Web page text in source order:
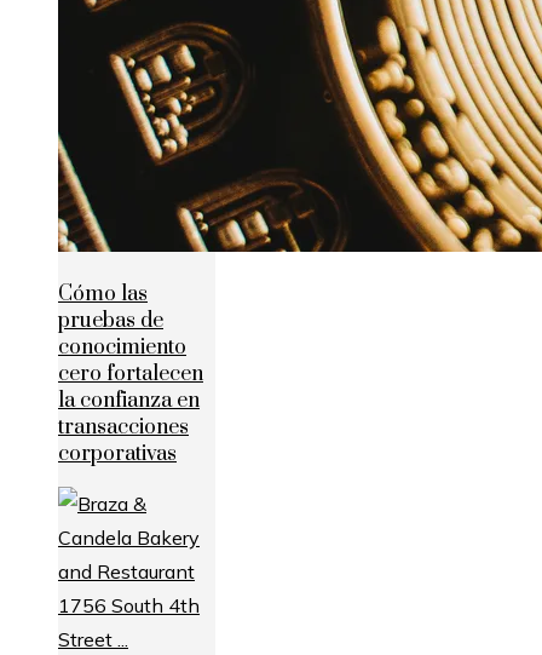
Cómo las
pruebas de
conocimiento
cero fortalecen
la confianza en
transacciones
corporativas